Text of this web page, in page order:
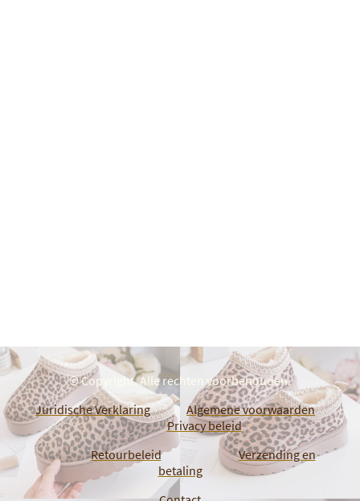
© Copyright. Alle rechten voorbehouden.
Juridische Verklaring
Algemene voorwaarden
Privacy beleid
Retourbeleid
Verzending en
betaling